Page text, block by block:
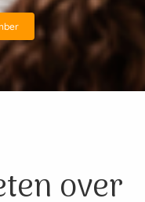
over